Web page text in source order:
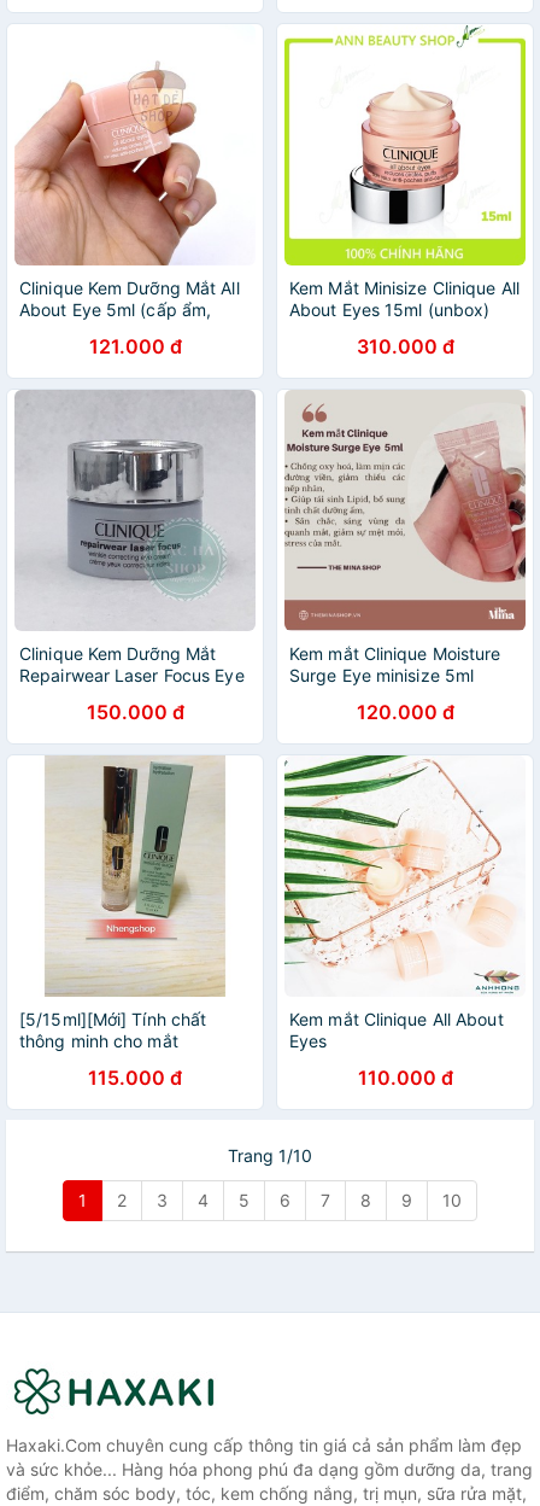
Clinique Kem Dưỡng Mắt All
About Eye 5ml (cấp ẩm,
121.000 đ
Kem Mắt Minisize Clinique All
About Eyes 15ml (unbox)
310.000 đ
Clinique Kem Dưỡng Mắt
Repairwear Laser Focus Eye
150.000 đ
Kem mắt Clinique Moisture
Surge Eye minisize 5ml
120.000 đ
[5/15ml][Mới] Tính chất
thông minh cho mắt
Eye 96-Hour Hydro-Filler
Concentrate
115.000 đ
Kem mắt Clinique All About
Eyes
110.000 đ
Trang 1/10
1 2 3 4 5 6 7 8 9 10
Haxaki.Com chuyên cung cấp thông tin giá cả sản phẩm làm đẹp
và sức khỏe... Hàng hóa phong phú đa dạng gồm dưỡng da, trang
điểm, chăm sóc body, tóc, kem chống nắng, trị mụn, sữa rửa mặt,